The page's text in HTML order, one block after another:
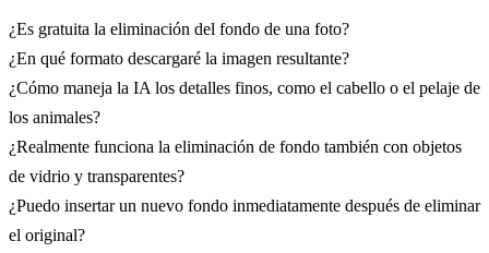
¿Es gratuita la eliminación del fondo de una foto?
¿En qué formato descargaré la imagen resultante?
¿Cómo maneja la IA los detalles finos, como el cabello o el pelaje de
los animales?
¿Realmente funciona la eliminación de fondo también con objetos
de vidrio y transparentes?
¿Puedo insertar un nuevo fondo inmediatamente después de eliminar
el original?